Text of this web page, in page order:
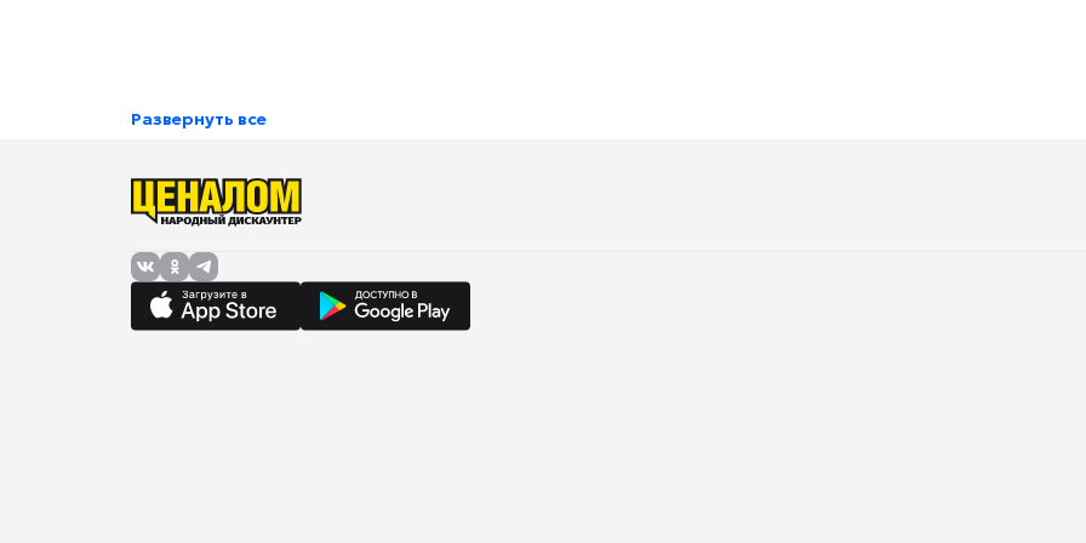
Развернуть все